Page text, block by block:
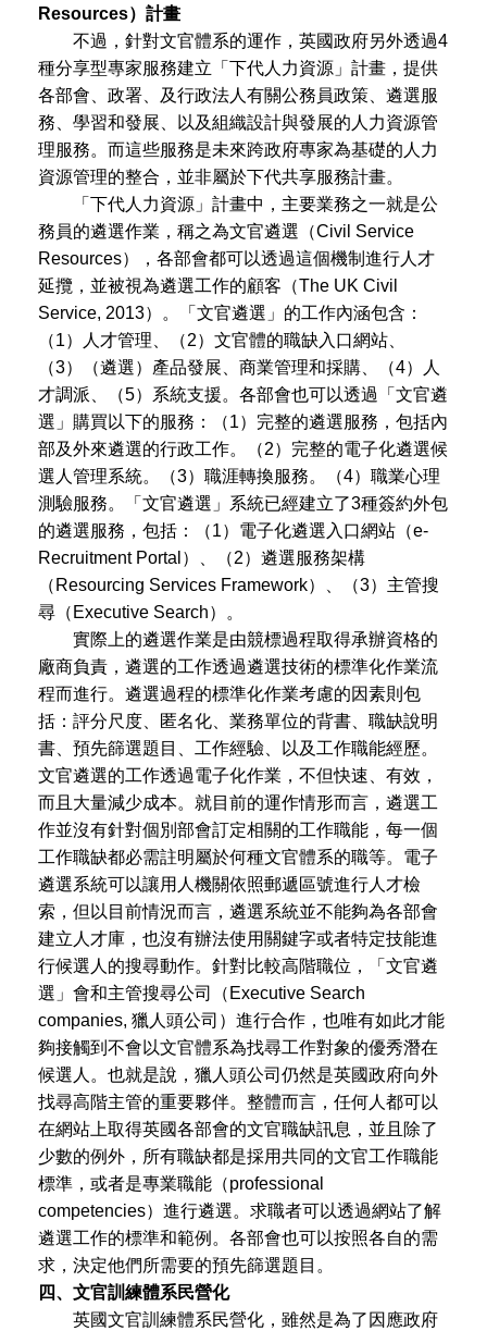
Resources）計畫
不過，針對文官體系的運作，英國政府另外透過4
種分享型專家服務建立「下代人力資源」計畫，提供
各部會、政署、及行政法人有關公務員政策、遴選服
務、學習和發展、以及組織設計與發展的人力資源管
理服務。而這些服務是未來跨政府專家為基礎的人力
資源管理的整合，並非屬於下代共享服務計畫。
「下代人力資源」計畫中，主要業務之一就是公
務員的遴選作業，稱之為文官遴選（Civil Service
Resources），各部會都可以透過這個機制進行人才
延攬，並被視為遴選工作的顧客（The UK Civil
Service, 2013）。「文官遴選」的工作內涵包含：
（1）人才管理、（2）文官體的職缺入口網站、
（3）（遴選）產品發展、商業管理和採購、（4）人
才調派、（5）系統支援。各部會也可以透過「文官遴
選」購買以下的服務：（1）完整的遴選服務，包括內
部及外來遴選的行政工作。（2）完整的電子化遴選候
選人管理系統。（3）職涯轉換服務。（4）職業心理
測驗服務。「文官遴選」系統已經建立了3種簽約外包
的遴選服務，包括：（1）電子化遴選入口網站（e-
Recruitment Portal）、（2）遴選服務架構
（Resourcing Services Framework）、（3）主管搜
尋（Executive Search）。
實際上的遴選作業是由競標過程取得承辦資格的
廠商負責，遴選的工作透過遴選技術的標準化作業流
程而進行。遴選過程的標準化作業考慮的因素則包
括：評分尺度、匿名化、業務單位的背書、職缺說明
書、預先篩選題目、工作經驗、以及工作職能經歷。
文官遴選的工作透過電子化作業，不但快速、有效，
而且大量減少成本。就目前的運作情形而言，遴選工
作並沒有針對個別部會訂定相關的工作職能，每一個
工作職缺都必需註明屬於何種文官體系的職等。電子
遴選系統可以讓用人機關依照郵遞區號進行人才檢
索，但以目前情況而言，遴選系統並不能夠為各部會
建立人才庫，也沒有辦法使用關鍵字或者特定技能進
行候選人的搜尋動作。針對比較高階職位，「文官遴
選」會和主管搜尋公司（Executive Search
companies, 獵人頭公司）進行合作，也唯有如此才能
夠接觸到不會以文官體系為找尋工作對象的優秀潛在
候選人。也就是說，獵人頭公司仍然是英國政府向外
找尋高階主管的重要夥伴。整體而言，任何人都可以
在網站上取得英國各部會的文官職缺訊息，並且除了
少數的例外，所有職缺都是採用共同的文官工作職能
標準，或者是專業職能（professional
competencies）進行遴選。求職者可以透過網站了解
遴選工作的標準和範例。各部會也可以按照各自的需
求，決定他們所需要的預先篩選題目。
四、文官訓練體系民營化
英國文官訓練體系民營化，雖然是為了因應政府